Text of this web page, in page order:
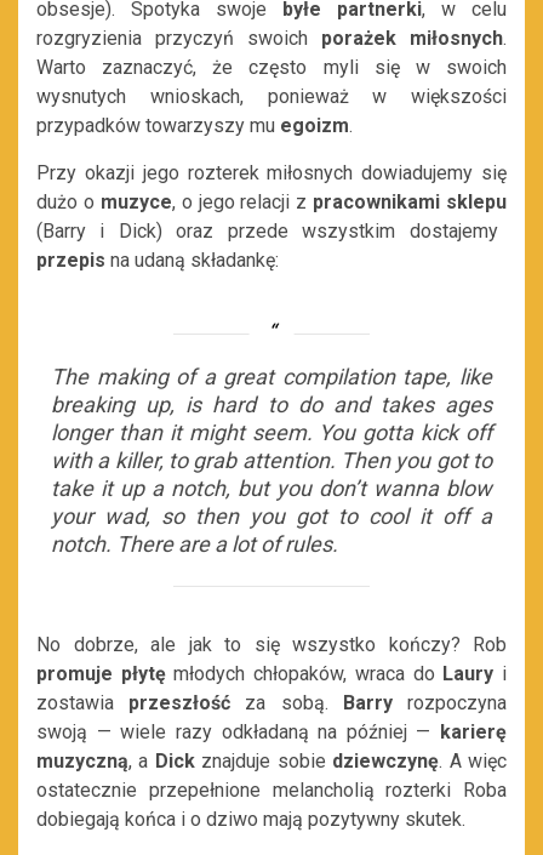
obsesje). Spotyka swoje
byłe partnerki, w celu
rozgryzienia przyczyń swoich porażek miłosnych.
Warto zaznaczyć, że często myli się w swoich
wysnutych wnioskach, ponieważ w większości
przypadków towarzyszy mu egoizm.
Przy okazji jego rozterek miłosnych dowiadujemy się
dużo o muzyce, o jego relacji z pracownikami sklepu
(Barry i Dick) oraz przede wszystkim dostajemy
przepis na udaną składankę:
The making of a great compilation tape, like
breaking up, is hard to do and takes ages
longer than it might seem. You gotta kick off
with a killer, to grab attention. Then you got to
take it up a notch, but you don’t wanna blow
your wad, so then you got to cool it off a
notch. There are a lot of rules.
No dobrze, ale jak to się wszystko kończy? Rob
promuje płytęmłodych chłopaków, wraca do Laury i
zostawia przeszłość za sobą. Barryrozpoczyna
swoją — wiele razy odkładaną na później —
karierę
muzyczną, a Dickznajduje sobie dziewczynę. A więc
ostatecznie przepełnione melancholią rozterki Roba
dobiegają końca i o dziwo mają pozytywny skutek.